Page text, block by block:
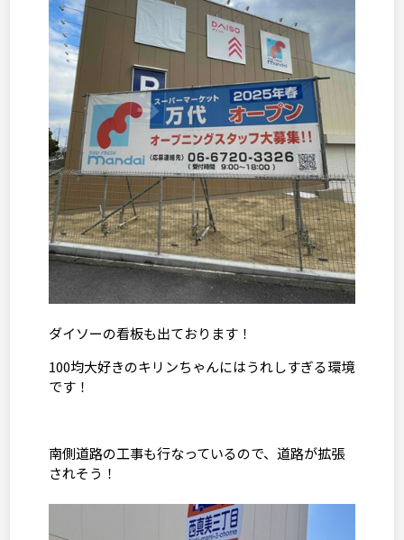
ダイソーの看板も出ております！
100均大好きのキリンちゃんにはうれしすぎる環境
です！
南側道路の工事も行なっているので、道路が拡張
されそう！